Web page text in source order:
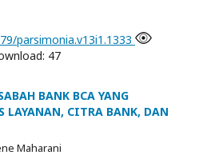
parsimonia.v13i1.1333
47
BANK BCA YANG
CITRA BANK, DAN
Maharani